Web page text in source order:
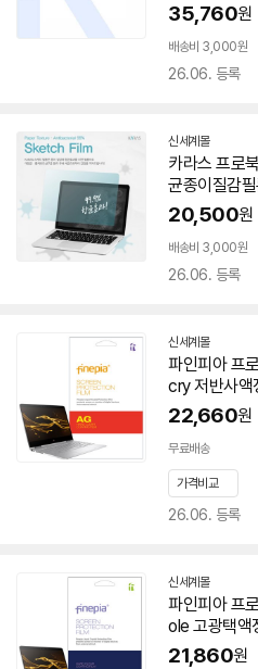
35,760원
배송비 3,000원
26.06. 등록
신세계몰
카라스 프로
균종이질감
20,500원
배송비 3,000원
26.06. 등록
신세계몰
파인피아 프
cry 저반사액
22,660원
무료배송
가격비교
26.06. 등록
신세계몰
파인피아 프
ole 고광택액
21,860원